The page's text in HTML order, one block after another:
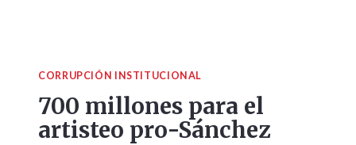
CORRUPCIÓN INSTITUCIONAL
700 millones para el
artisteo pro-Sánchez